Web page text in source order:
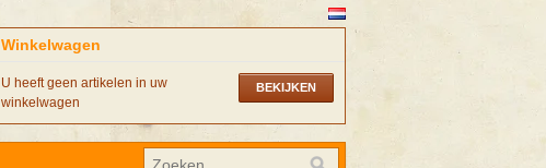
Winkelwagen
BEKIJKEN
U heeft geen artikelen in uw
winkelwagen